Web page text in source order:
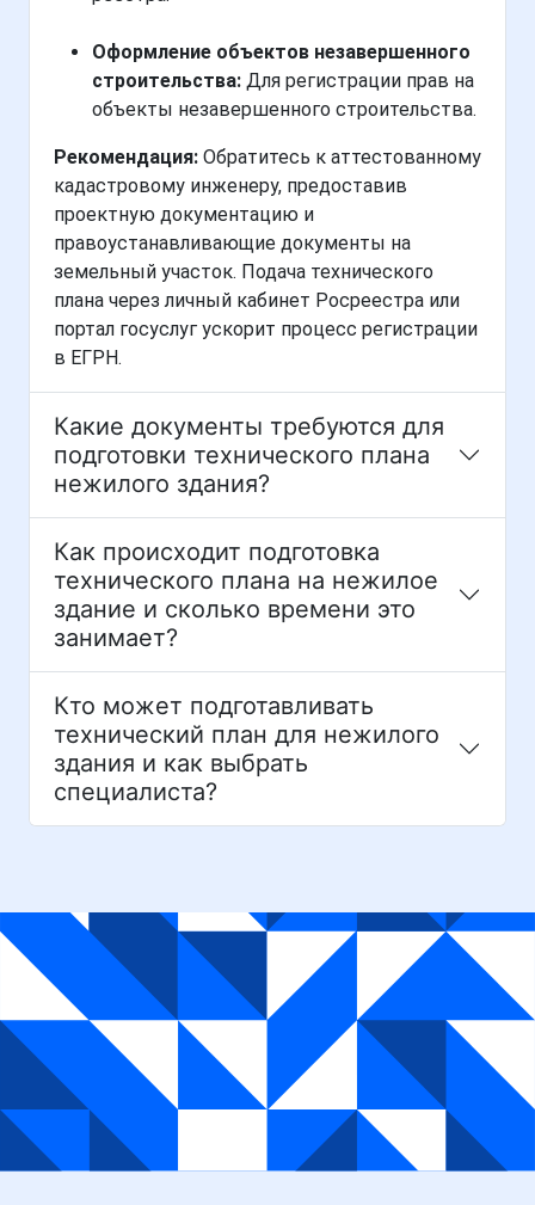
Оформление объектов незавершенного
строительства: Для регистрации прав на
объекты незавершенного строительства.
Рекомендация: Обратитесь к аттестованному
кадастровому инженеру, предоставив
проектную документацию и
правоустанавливающие документы на
земельный участок. Подача технического
плана через личный кабинет Росреестра или
портал госуслуг ускорит процесс регистрации
в ЕГРН.
Какие документы требуются для
подготовки технического плана
нежилого здания?
Как происходит подготовка
технического плана на нежилое
здание и сколько времени это
занимает?
Кто может подготавливать
технический план для нежилого
здания и как выбрать
специалиста?